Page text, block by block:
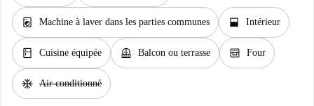
local_laundry_service Machine à laver dans les parties communes window_open Intérieur
kitchen Cuisine équipée balcony Balcon ou terrasse oven_gen Four
ac_unit Air conditionné